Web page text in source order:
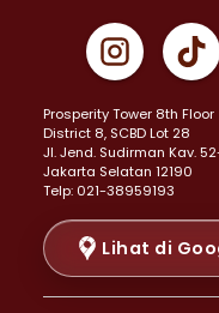
Properti Dijual di
Properti Dijual di
Properti Dijual di
Properti Dijual di
Properti Dijual di Tanah
Properti Dijual di Cikini >
Properti Dijual di
Properti Dijual di Pasar
Properti Dijual di
Prosperity Tower 8th Floor
District 8, SCBD Lot 28
JI. Jend. Sudirman Kav.
Jakarta Selatan 12190
Telp: 021-38959193
Lihat di